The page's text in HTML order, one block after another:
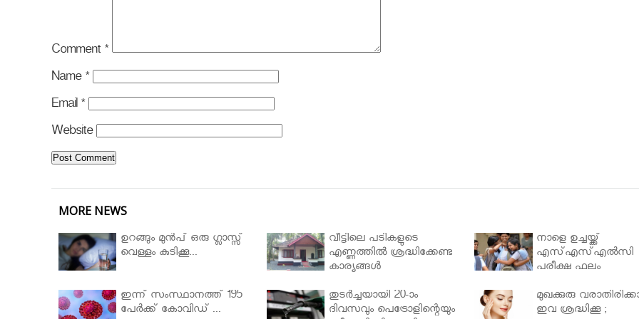
Comment *
Name *
Email *
Website
MORE NEWS
ഉറങ്ങും മുന്‍പ് ഒരു ഗ്ലാസ്സ്
വെള്ളം കുടിക്കൂ...
വീട്ടിലെ പടികളുടെ
എണ്ണത്തിൽ ശ്രദ്ധിക്കേണ്ട
കാര്യങ്ങൾ
നാളെ ഉച്ചയ്ക്ക്
എസ്എസ്എല്‍സി
പരീക്ഷ ഫലം
ഇന്ന് സംസ്ഥാനത്ത് 195
പേര്‍ക്ക് കോവിഡ് ...
തുടർച്ചയായി 20-ാം
ദിവസവും പെട്രോളിന്റെയും
മുഖക്കുരു
ഇവ ശ്രദ്ധിക്കൂ ;